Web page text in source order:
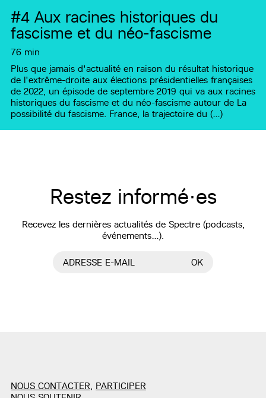
#4 Aux racines historiques du
fascisme et du néo-fascisme
76 min
Plus que jamais d'actualité en raison du résultat historique
de l'extrême-droite aux élections présidentielles françaises
de 2022, un épisode de septembre 2019 qui va aux racines
historiques du fascisme et du néo-fascisme autour de La
possibilité du fascisme. France, la trajectoire du (…)
Restez informé·es
Recevez les dernières actualités de Spectre (podcasts,
événements…).
ADRESSE E-MAIL OK
NOUS CONTACTER, PARTICIPER